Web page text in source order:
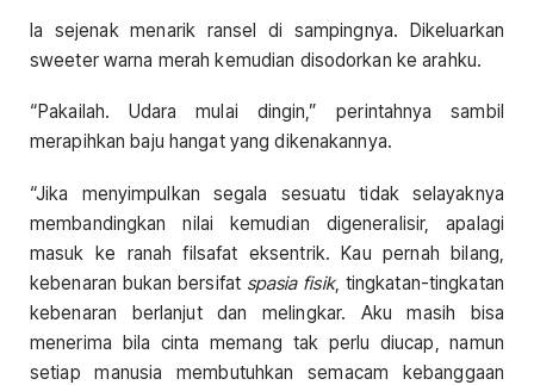
Ia sejenak menarik ransel di sampingnya. Dikeluarkan
sweeter warna merah kemudian disodorkan ke arahku.
“Pakailah. Udara mulai dingin,” perintahnya sambil
merapihkan baju hangat yang dikenakannya.
“Jika menyimpulkan segala sesuatu tidak selayaknya
membandingkan nilai kemudian digeneralisir, apalagi
masuk ke ranah filsafat eksentrik. Kau pernah bilang,
kebenaran bukan bersifat spasia fisik, tingkatan-tingkatan
kebenaran berlanjut dan melingkar. Aku masih bisa
menerima bila cinta memang tak perlu diucap, namun
setiap manusia membutuhkan semacam kebanggaan